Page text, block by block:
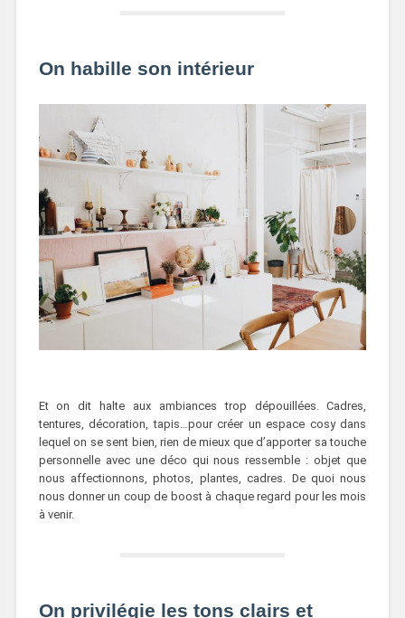
On habille son intérieur
Et on dit halte aux ambiances trop dépouillées. Cadres,
tentures, décoration, tapis…pour créer un espace cosy dans
lequel on se sent bien, rien de mieux que d’apporter sa touche
personnelle avec une déco qui nous ressemble : objet que
nous affectionnons, photos, plantes, cadres. De quoi nous
nous donner un coup de boost à chaque regard pour les mois
à venir.
On privilégie les tons clairs et